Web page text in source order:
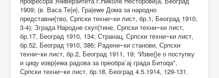
1909; (в. Васа Те{и}, Гра|еwе Дома за народно
представни{тво, Српски техни~ки лист, бр.1, Београд 1910,
3-4); Зграда Народне скуп{тине, Српски техни~ки лист,
бр.17, Београд 1910, 134; Странац, Српски техни~ки лист,
бр.52, Београд 1910, 386; Радени~ки станови, Српски
техни~ки лист, бр.2, Београд 1911, 19; “Изве{}е о поступку
и циqу извр{еwа радова за преобра`ај града Битоqа",
Српски техни~ки лист, бр.18, Београд 4.5.1914, 129-131.